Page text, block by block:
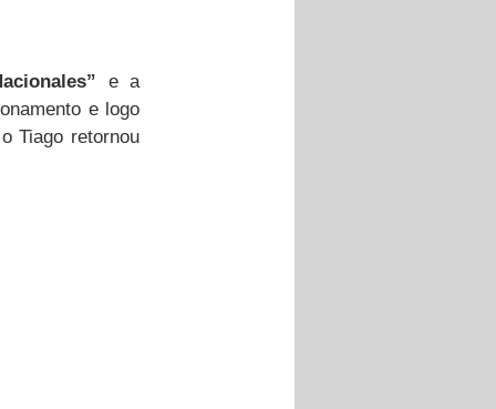
e a
e logo
Tiago retornou